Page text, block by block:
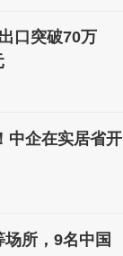
口突破70万
中企在实居省开
所，9名中国